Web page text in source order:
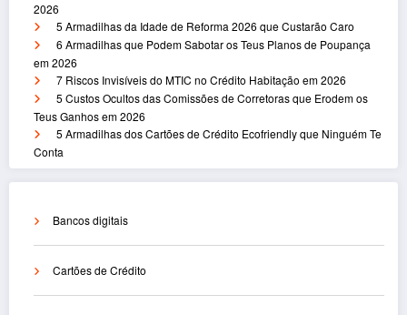
2026
5 Armadilhas da Idade de Reforma 2026 que Custarão Caro
6 Armadilhas que Podem Sabotar os Teus Planos de Poupança
em 2026
7 Riscos Invisíveis do MTIC no Crédito Habitação em 2026
5 Custos Ocultos das Comissões de Corretoras que Erodem os
Teus Ganhos em 2026
5 Armadilhas dos Cartões de Crédito Ecofriendly que Ninguém Te
Conta
Bancos digitais
Cartões de Crédito